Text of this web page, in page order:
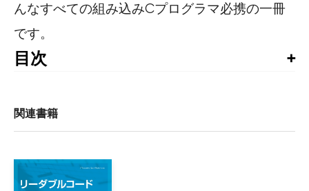
んなすべての組み込みCプログラマ必携の一冊
です。
目次
本書への賞賛の声
日本語版まえがき
ロバート・C・マーティンによるまえがき
はじめに
関連書籍